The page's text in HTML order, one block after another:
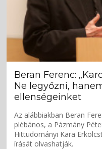
Beran Ferenc:
Ne legyőzni,
ellenségeinket
Az alábbiakban Beran
plébános, a Pázmány
Hittudományi Kara
írását olvashatják.